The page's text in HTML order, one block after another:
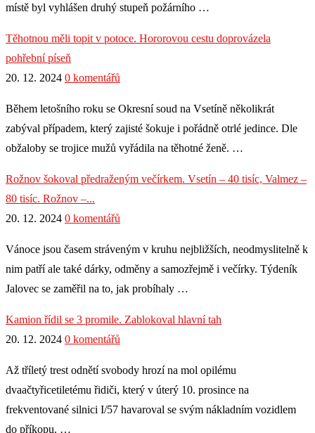
místě byl vyhlášen druhý stupeň požárního …
Těhotnou měli topit v potoce. Hororovou cestu doprovázela
pohřební píseň
20. 12. 2024 0 komentářů
Během letošního roku se Okresní soud na Vsetíně několikrát
zabýval případem, který zajisté šokuje i pořádně otrlé jedince. Dle
obžaloby se trojice mužů vyřádila na těhotné ženě. …
Rožnov šokoval předraženým večírkem. Vsetín – 40 tisíc, Valmez –
80 tisíc. Rožnov –...
20. 12. 2024 0 komentářů
Vánoce jsou časem stráveným v kruhu nejbližších, neodmyslitelně k
nim patří ale také dárky, odměny a samozřejmě i večírky. Týdeník
Jalovec se zaměřil na to, jak probíhaly …
Kamion řídil se 3 promile. Zablokoval hlavní tah
20. 12. 2024 0 komentářů
Až tříletý trest odnětí svobody hrozí na mol opilému
dvaačtyřicetiletému řidiči, který v úterý 10. prosince na
frekventované silnici I/57 havaroval se svým nákladním vozidlem
do příkopu. …